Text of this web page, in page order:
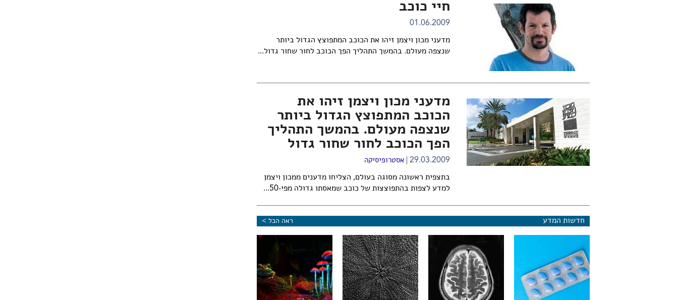
חיי כוכב
01.06.2009
מדעני מכון ויצמן זיהו את הכוכב המתפוצץ הגדול ביותר
שנצפה מעולם. בהמשך התהליך הפך הכוכב לחור שחור גדול...
מדעני מכון ויצמן זיהו את
הכוכב המתפוצץ הגדול ביותר
שנצפה מעולם. בהמשך התהליך
הפך הכוכב לחור שחור גדול
29.03.2009 אסטרופיסיקה
בתצפית ראשונה מסוגה בעולם, הצליחו מדענים ממכון ויצמן
למדע לצפות בהתפוצצות של כוכב שמאסתו גדולה מפי-50...
חדשות המדע ראה הכל >